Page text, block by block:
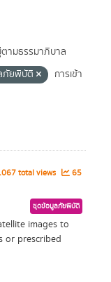
ามธรรมาภิบาล
ภัยพิบัติ
การเข้า
total views
65
ชุดข้อมูลภัยพิบัติ
images to
or prescribed